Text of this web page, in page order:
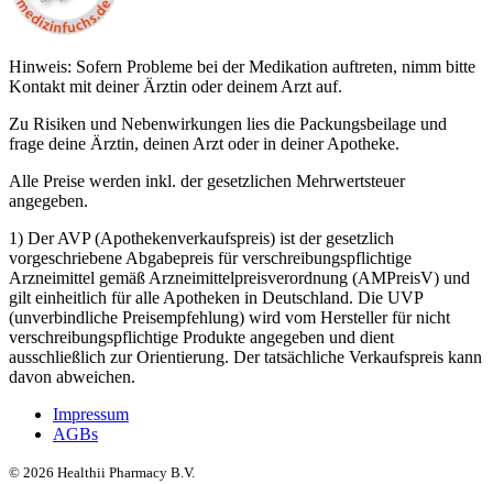
Hinweis: Sofern Probleme bei der Medikation auftreten, nimm bitte
Kontakt mit deiner Ärztin oder deinem Arzt auf.
Zu Risiken und Nebenwirkungen lies die Packungsbeilage und
frage deine Ärztin, deinen Arzt oder in deiner Apotheke.
Alle Preise werden inkl. der gesetzlichen Mehrwertsteuer
angegeben.
1) Der AVP (Apothekenverkaufspreis) ist der gesetzlich
vorgeschriebene Abgabepreis für verschreibungspflichtige
Arzneimittel gemäß Arzneimittelpreisverordnung (AMPreisV) und
gilt einheitlich für alle Apotheken in Deutschland. Die UVP
(unverbindliche Preisempfehlung) wird vom Hersteller für nicht
verschreibungspflichtige Produkte angegeben und dient
ausschließlich zur Orientierung. Der tatsächliche Verkaufspreis kann
davon abweichen.
Impressum
AGBs
© 2026 Healthii Pharmacy B.V.